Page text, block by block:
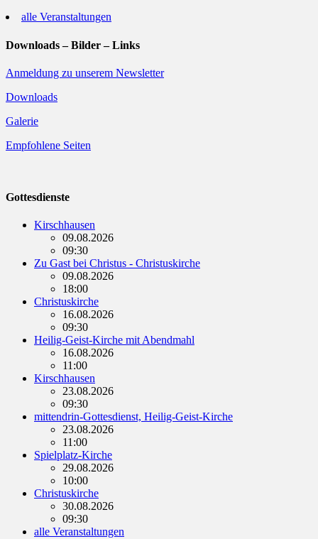
alle Veranstaltungen
Downloads – Bilder – Links
Anmeldung zu unserem Newsletter
Downloads
Galerie
Empfohlene Seiten
Gottesdienste
Kirschhausen
09.08.2026
09:30
Zu Gast bei Christus - Christuskirche
09.08.2026
18:00
Christuskirche
16.08.2026
09:30
Heilig-Geist-Kirche mit Abendmahl
16.08.2026
11:00
Kirschhausen
23.08.2026
09:30
mittendrin-Gottesdienst, Heilig-Geist-Kirche
23.08.2026
11:00
Spielplatz-Kirche
29.08.2026
10:00
Christuskirche
30.08.2026
09:30
alle Veranstaltungen